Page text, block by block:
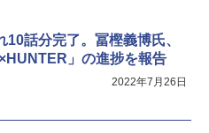
10話分完了。冨樫義博氏、
」の進捗を報告
2022年7月26日